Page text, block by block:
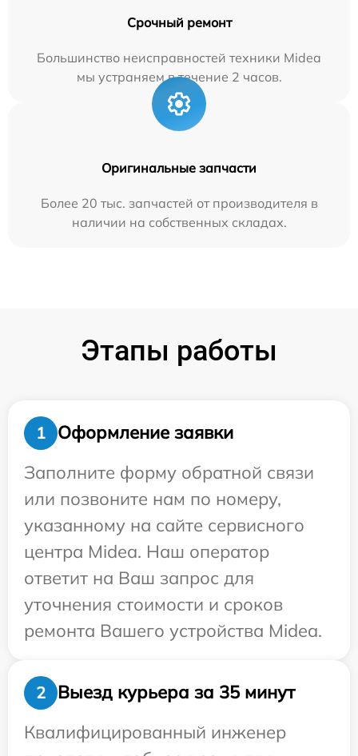
Срочный ремонт
Большинство неисправностей техники Midea
мы устраняем в течение 2 часов.
Оригинальные запчасти
Более 20 тыс. запчастей от производителя в
наличии на собственных складах.
Этапы работы
1
Оформление заявки
Заполните форму обратной связи
или позвоните нам по номеру,
указанному на сайте сервисного
центра Midea. Наш оператор
ответит на Ваш запрос для
уточнения стоимости и сроков
ремонта Вашего устройства Midea.
2
Выезд курьера за 35 минут
Квалифицированный инженер